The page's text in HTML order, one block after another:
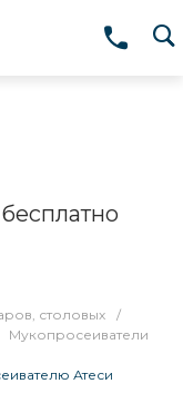
столовых
/
Мукопросеиватели
Атеси